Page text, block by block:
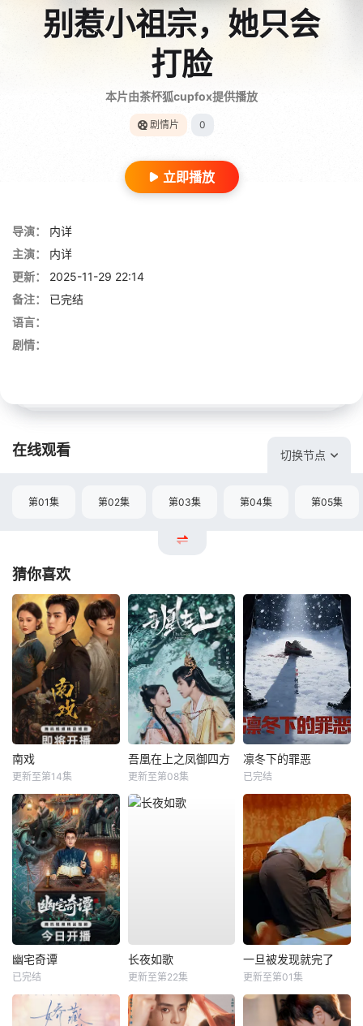
别惹小祖宗，她只会
打脸
本片由茶杯狐cupfox提供播放
剧情片 0
立即播放
导演：
内详
主演：
内详
更新：
2025-11-29 22:14
备注：
已完结
语言：
剧情：
在线观看 切换节点
第01集 第02集 第03集 第04集 第05集
猜你喜欢
南戏
更新至第14集
吾凰在上之凤御四方
更新至第08集
凛冬下的罪恶
已完结
幽宅奇谭
已完结
长夜如歌
更新至第22集
一旦被发现就完了
更新至第01集